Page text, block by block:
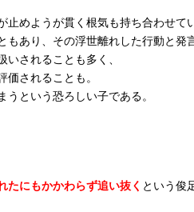
めようが貫く根気も持ち合わせてい
あり、その浮世離れした行動と発
されることも多く、
されることも。
という恐ろしい子である。
たにもかかわらず追い抜く という俊